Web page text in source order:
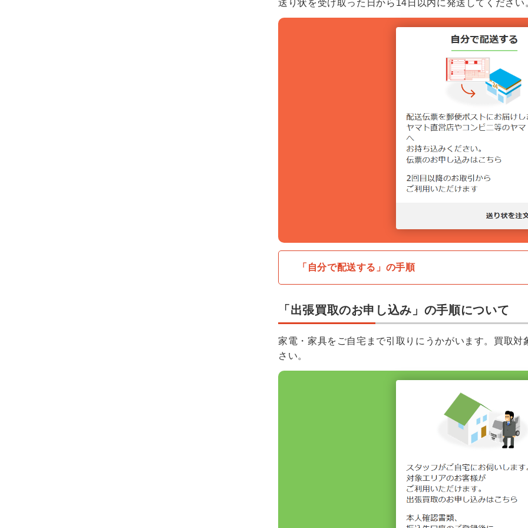
送り状を受け取った日から14日以内に発送してください
「自分で配送する」の手順
「出張買取のお申し込み」の手順について
家電・家具をご自宅まで引取りにうかがいます。買取
さい。